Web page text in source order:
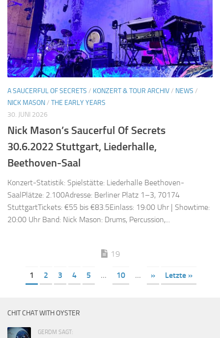
A SAUCERFUL OF SECRETS / KONZERT & TOUR ARCHIV/ NEWS /
NICK MASON/ THE EARLY YEARS
30. JUNI 2026
Nick Mason’s Saucerful Of Secrets
30.6.2022 Stuttgart, Liederhalle,
Beethoven-Saal
Konzert-Statistik: Spielstätte: Liederhalle Beethoven-
SaalPlätze: 2.100Adresse: Berliner Platz 1–3, 70174
StuttgartTickets: €55 bis €83.5Einlass: 19:00 Uhr | Showtime:
20:00 Uhr Band: Nick Mason: Drums, Percussion,...
19
1 2 3 4 5 ... 10 ... » Letzte »
CHIT CHAT WITH OYSTER
GERDM SAGT: